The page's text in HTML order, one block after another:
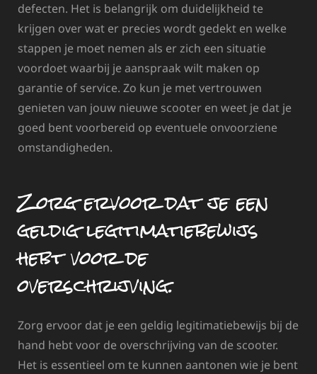
defecten. Het is belangrijk om duidelijkheid te
krijgen over wat er precies wordt gedekt en welke
stappen je moet nemen als er zich een situatie
voordoet waarbij je aanspraak wilt maken op
garantie of service. Zo kun je met vertrouwen
genieten van jouw nieuwe scooter en weet je dat je
goed bent voorbereid op eventuele onvoorziene
omstandigheden.
Zorg ervoor dat je een
geldig legitimatiebewijs
hebt voor de
overschrijving.
Zorg ervoor dat je een geldig legitimatiebewijs bij de
hand hebt voor de overschrijving van de scooter.
Het is essentieel om te kunnen aantonen wie je bent